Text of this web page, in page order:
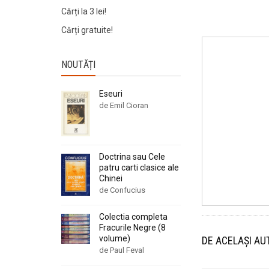
DE ACELAȘI
Cărți la 3 lei!
Cărți gratuite!
NOUTĂȚI
Eseuri
de Emil Cioran
Doctrina sau Cele
patru carti clasice ale
Chinei
de Confucius
Colectia completa
Fracurile Negre (8
volume)
de Paul Feval